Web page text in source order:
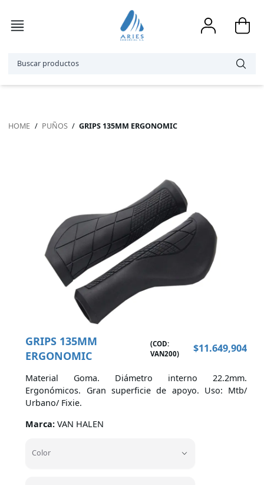
Bicicletas
Cascos
Indumentaria
Marcas
HOME / PUÑOS / GRIPS 135MM ERGONOMIC
GRIPS 135MM
ERGONOMIC
(COD:
VAN200) $11.649,904
Material Goma. Diámetro interno 22.2mm.
Ergonómicos. Gran superficie de apoyo. Uso: Mtb/
Urbano/ Fixie.
Marca: VAN HALEN
Color